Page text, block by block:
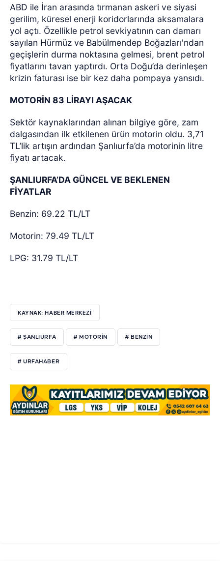
ABD ile İran arasında tırmanan askeri ve siyasi
gerilim, küresel enerji koridorlarında aksamalara
yol açtı. Özellikle petrol sevkiyatının can damarı
sayılan Hürmüz ve Babülmendep Boğazları'ndan
geçişlerin durma noktasına gelmesi, brent petrol
fiyatlarını tavan yaptırdı. Orta Doğu’da derinleşen
krizin faturası ise bir kez daha pompaya yansıdı.
MOTORİN 83 LİRAYI AŞACAK
Sektör kaynaklarından alınan bilgiye göre, zam
dalgasından ilk etkilenen ürün motorin oldu. 3,71
TL’lik artışın ardından Şanlıurfa’da motorinin litre
fiyatı artacak.
ŞANLIURFA’DA GÜNCEL VE BEKLENEN
FİYATLAR
Benzin: 69.22 TL/LT
Motorin: 79.49 TL/LT
LPG: 31.79 TL/LT
KAYNAK: HABER MERKEZİ
# ŞANLIURFA # MOTORIN # BENZIN
# URFAHABER